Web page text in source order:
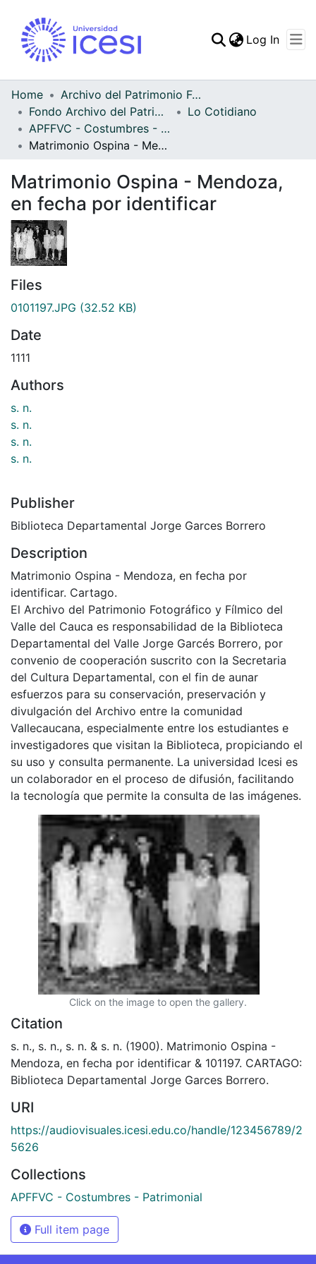
Statistics
Log In
Home
Archivo del Patrimonio Fotográfico y Fílmico del Valle del Cauca
Fondo Archivo del Patrimonio Fotográfico y Fílmico del Valle del Cauca
Lo Cotidiano
APFFVC - Costumbres - Patrimonial
Matrimonio Ospina - Mendoza, en fecha por identificar
Matrimonio Ospina - Mendoza,
en fecha por identificar
Files
0101197.JPG (32.52 KB)
Date
1111
Authors
s. n.
s. n.
s. n.
s. n.
Publisher
Biblioteca Departamental Jorge Garces Borrero
Description
Matrimonio Ospina - Mendoza, en fecha por
identificar. Cartago.
El Archivo del Patrimonio Fotográfico y Fílmico del
Valle del Cauca es responsabilidad de la Biblioteca
Departamental del Valle Jorge Garcés Borrero, por
convenio de cooperación suscrito con la Secretaria
del Cultura Departamental, con el fin de aunar
esfuerzos para su conservación, preservación y
divulgación del Archivo entre la comunidad
Vallecaucana, especialmente entre los estudiantes e
investigadores que visitan la Biblioteca, propiciando el
su uso y consulta permanente. La universidad Icesi es
un colaborador en el proceso de difusión, facilitando
la tecnología que permite la consulta de las imágenes.
Click on the image to open the gallery.
Citation
s. n., s. n., s. n. & s. n. (1900). Matrimonio Ospina -
Mendoza, en fecha por identificar & 101197. CARTAGO:
Biblioteca Departamental Jorge Garces Borrero.
URI
https://audiovisuales.icesi.edu.co/handle/123456789/2
5626
Collections
APFFVC - Costumbres - Patrimonial
Full item page